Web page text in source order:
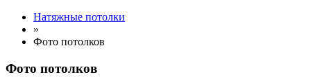
Натяжные потолки
»
Фото потолков
Фото потолков